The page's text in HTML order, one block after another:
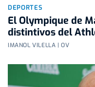
DEPORTES
El Olympique de
distintivos del
IMANOL VILELLA | OV